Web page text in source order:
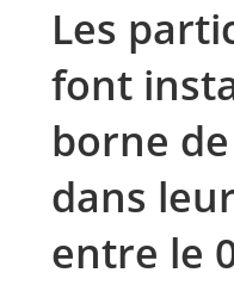
Les
font
borne
dans
entre le